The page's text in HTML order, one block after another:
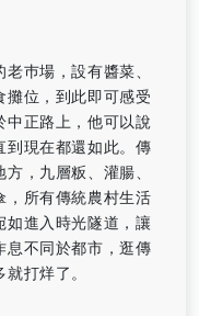
巿場，設有醬菜、
攤位，到此即可感受
中正路上，他可以說
到現在都還如此。傳
，九層粄、灌腸、
，所有傳統農村生活
如進入時光隧道，讓
息不同於都市，逛傳
打烊了。